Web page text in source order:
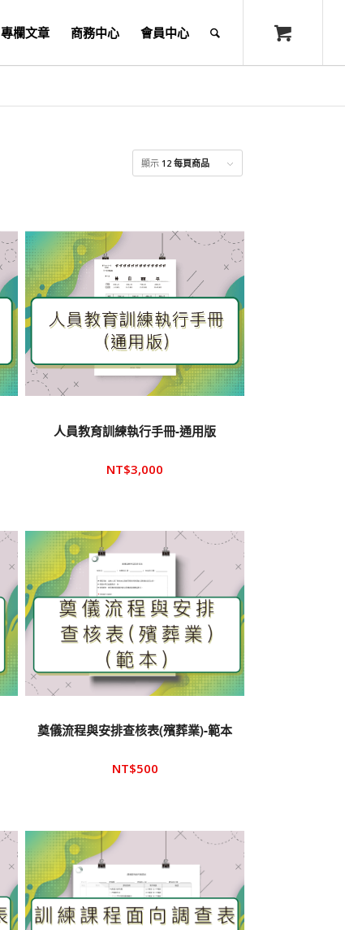
專欄文章 商務中心 會員中心
顯示 12 每頁商品
人員教育訓練執行手冊-通用版
NT$3,000
奠儀流程與安排查核表(殯葬業)-範本
NT$500